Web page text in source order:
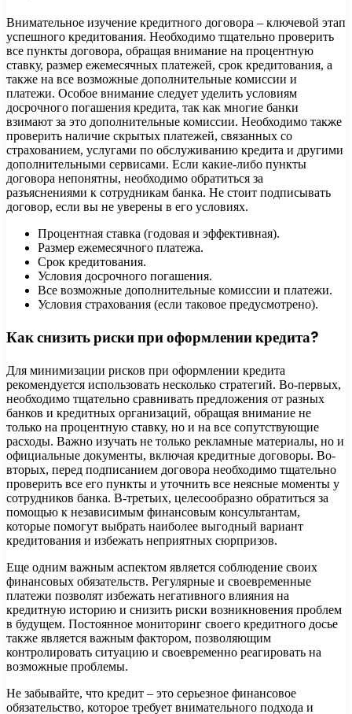
Внимательное изучение кредитного договора – ключевой этап
успешного кредитования. Необходимо тщательно проверить
все пункты договора, обращая внимание на процентную
ставку, размер ежемесячных платежей, срок кредитования, а
также на все возможные дополнительные комиссии и
платежи. Особое внимание следует уделить условиям
досрочного погашения кредита, так как многие банки
взимают за это дополнительные комиссии. Необходимо также
проверить наличие скрытых платежей, связанных со
страхованием, услугами по обслуживанию кредита и другими
дополнительными сервисами. Если какие-либо пункты
договора непонятны, необходимо обратиться за
разъяснениями к сотрудникам банка. Не стоит подписывать
договор, если вы не уверены в его условиях.
Процентная ставка (годовая и эффективная).
Размер ежемесячного платежа.
Срок кредитования.
Условия досрочного погашения.
Все возможные дополнительные комиссии и платежи.
Условия страхования (если таковое предусмотрено).
Как снизить риски при оформлении кредита?
Для минимизации рисков при оформлении кредита
рекомендуется использовать несколько стратегий. Во-первых,
необходимо тщательно сравнивать предложения от разных
банков и кредитных организаций, обращая внимание не
только на процентную ставку, но и на все сопутствующие
расходы. Важно изучать не только рекламные материалы, но и
официальные документы, включая кредитные договоры. Во-
вторых, перед подписанием договора необходимо тщательно
проверить все его пункты и уточнить все неясные моменты у
сотрудников банка. В-третьих, целесообразно обратиться за
помощью к независимым финансовым консультантам,
которые помогут выбрать наиболее выгодный вариант
кредитования и избежать неприятных сюрпризов.
Еще одним важным аспектом является соблюдение своих
финансовых обязательств. Регулярные и своевременные
платежи позволят избежать негативного влияния на
кредитную историю и снизить риски возникновения проблем
в будущем. Постоянное мониторинг своего кредитного досье
также является важным фактором, позволяющим
контролировать ситуацию и своевременно реагировать на
возможные проблемы.
Не забывайте, что кредит – это серьезное финансовое
обязательство, которое требует внимательного подхода и